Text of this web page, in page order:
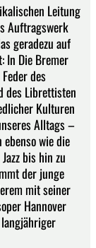
Leitung
Auftragswerk
geradezu auf
In Die Bremer
des
des Librettisten
Kulturen
Alltags –
wie die
bis hin zu
der junge
mit seiner
Hannover